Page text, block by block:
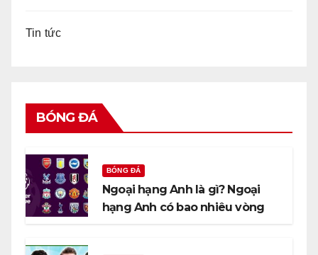
Tin tức
BÓNG ĐÁ
BÓNG ĐÁ
Ngoại hạng Anh là gì? Ngoại
hạng Anh có bao nhiêu vòng